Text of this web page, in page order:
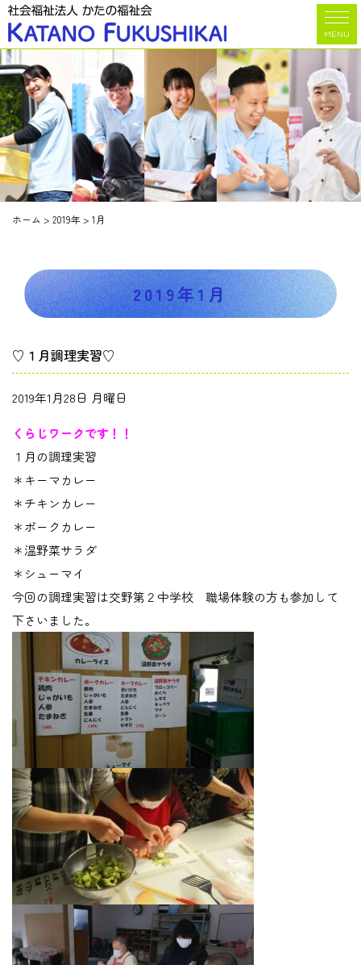
MENU
ホーム > 2019年 > 1月
2019年1月
♡１月調理実習♡
2019年1月28日 月曜日
くらじワークです！！
１月の調理実習
＊キーマカレー
＊チキンカレー
＊ポークカレー
＊温野菜サラダ
＊シューマイ
今回の調理実習は交野第２中学校 職場体験の方も参加して
下さいました。